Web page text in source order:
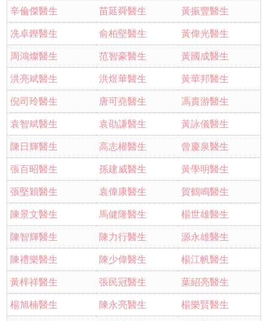
辛倫傑醫生 苗延舜醫生 黃振豐醫生
冼卓鏗醫生 俞柏堅醫生 黃偉光醫生
周鴻燦醫生 范智豪醫生 黃國成醫生
洪亮斌醫生 洪煜華醫生 黃華邦醫生
倪司玲醫生 唐可堯醫生 馮貴游醫生
袁智斌醫生 袁劭謙醫生 黃詠儀醫生
陳日輝醫生 高志權醫生 曾慶泉醫生
張百昭醫生 孫建威醫生 黃學明醫生
張堅穎醫生 袁偉康醫生 賀鶴鳴醫生
陳景文醫生 馬健隆醫生 楊世雄醫生
陳智輝醫生 陳力行醫生 源永雄醫生
陳禮樂醫生 陳少偉醫生 楊江帆醫生
黃梓祥醫生 張民冠醫生 葉紹亮醫生
楊旭楠醫生 陳永亮醫生 楊樂賢醫生